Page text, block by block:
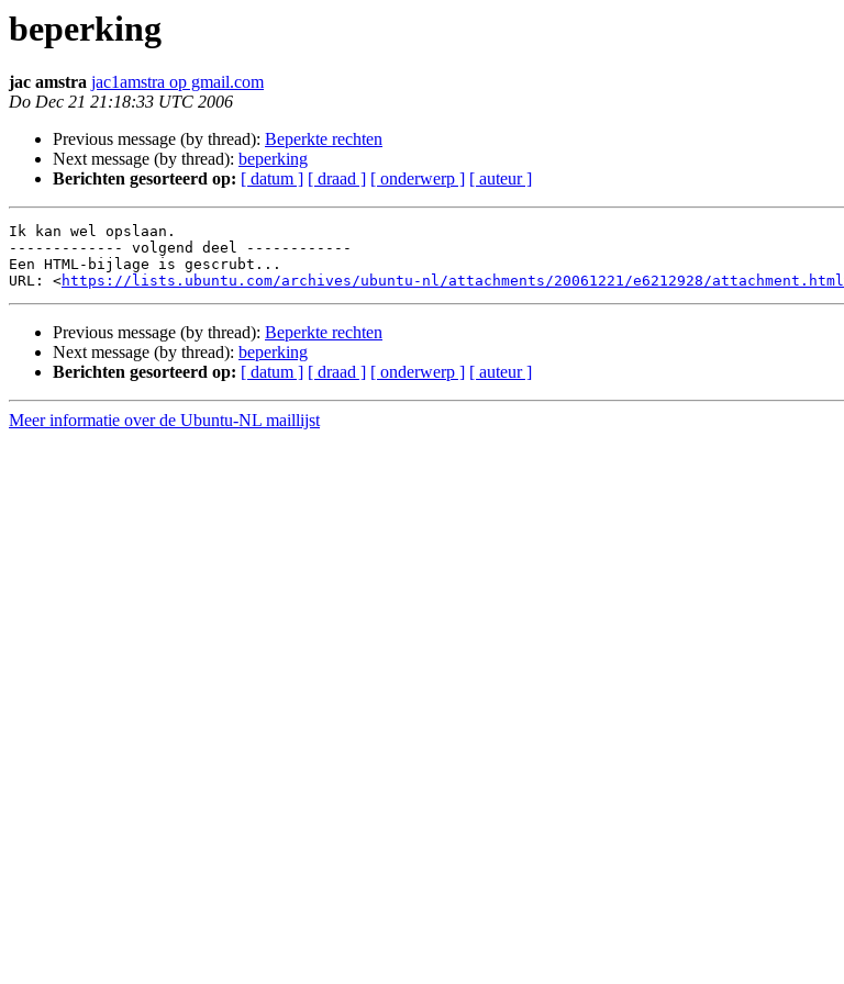
beperking
jac amstra jac1amstra op gmail.com
Do Dec 21 21:18:33 UTC 2006
Previous message (by thread): Beperkte rechten
Next message (by thread): beperking
Berichten gesorteerd op: [ datum ] [ draad ] [ onderwerp ] [ auteur ]
Ik kan wel opslaan.
------------- volgend deel ------------
Een HTML-bijlage is gescrubt...
URL: <https://lists.ubuntu.com/archives/ubuntu-nl/attachments/20061221/e6212928/attachment.html
Previous message (by thread): Beperkte rechten
Next message (by thread): beperking
Berichten gesorteerd op: [ datum ] [ draad ] [ onderwerp ] [ auteur ]
Meer informatie over de Ubuntu-NL maillijst